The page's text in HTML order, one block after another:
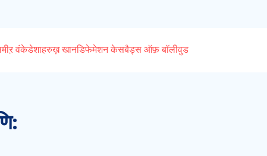
वंकेडेशाहरुख़ खानडिफेमेशन केसबैड्स ऑफ़ बॉलीवुड